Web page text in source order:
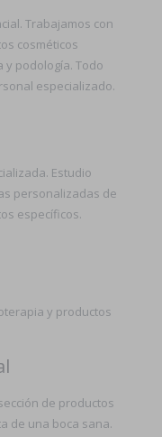
Trabajamos con
cosméticos
y podología. Todo
especializado.
Estudio
personalizadas de
específicos.
y productos
de productos
de una boca sana.